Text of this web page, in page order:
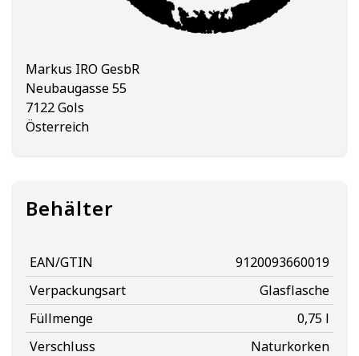
Markus IRO GesbR
Neubaugasse 55
7122 Gols
Österreich
Behälter
EAN/GTIN
9120093660019
Verpackungsart
Glasflasche
Füllmenge
0,75 l
Verschluss
Naturkorken